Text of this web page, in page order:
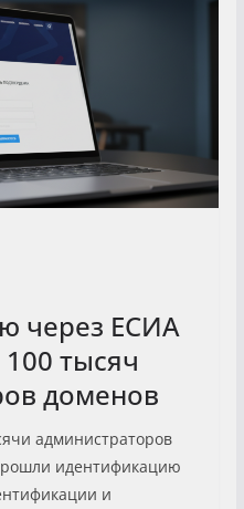
через ЕСИА
тысяч
доменов
администраторов
идентификацию
и